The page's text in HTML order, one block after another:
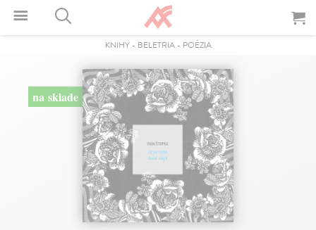
KNIHY- BELETRIA- POÉZIA
na sklade